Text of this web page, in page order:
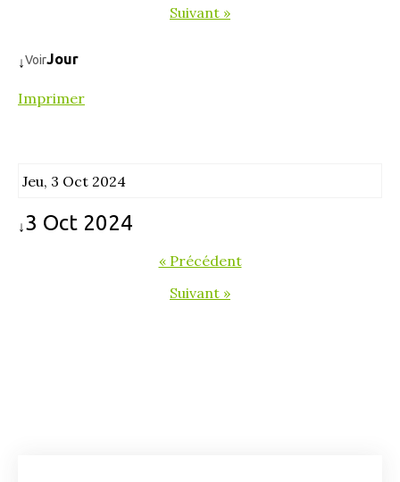
Suivant »
↓VoirJour
Imprimer
Jeu, 3 Oct 2024
↓3 Oct 2024
« Précédent
Suivant »